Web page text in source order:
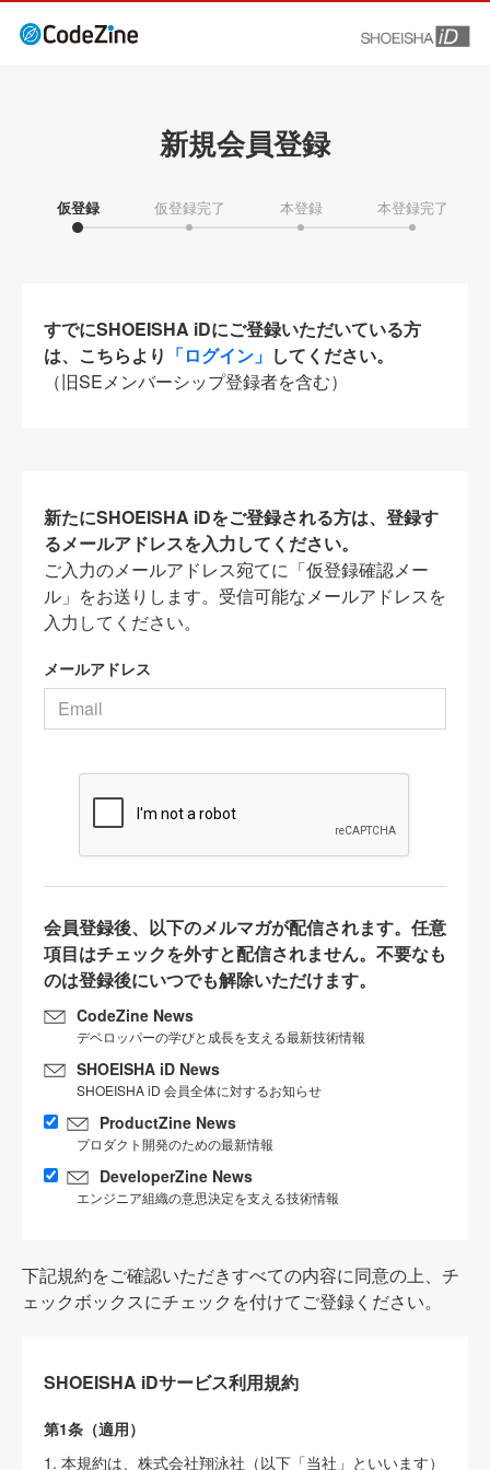
新規会員登録
仮登録 仮登録完了 本登録 本登録完了
すでにSHOEISHA iDにご登録いただいている方
は、こちらより 「ログイン」 してください。
（旧SEメンバーシップ登録者を含む）
新たにSHOEISHA iDをご登録される方は、登録す
るメールアドレスを入力してください。
ご入力のメールアドレス宛てに「仮登録確認メー
ル」をお送りします。受信可能なメールアドレスを
入力してください。
メールアドレス
会員登録後、以下のメルマガが配信されます。任意
項目はチェックを外すと配信されません。不要なも
のは登録後にいつでも解除いただけます。
CodeZine News
デベロッパーの学びと成長を支える最新技術情報
SHOEISHA iD News
SHOEISHA iD 会員全体に対するお知らせ
ProductZine News
プロダクト開発のための最新情報
DeveloperZine News
エンジニア組織の意思決定を支える技術情報
下記規約をご確認いただきすべての内容に同意の上、チ
ェックボックスにチェックを付けてご登録ください。
SHOEISHA iDサービス利用規約
第1条（適用）
1. 本規約は、株式会社翔泳社（以下「当社」といいます）